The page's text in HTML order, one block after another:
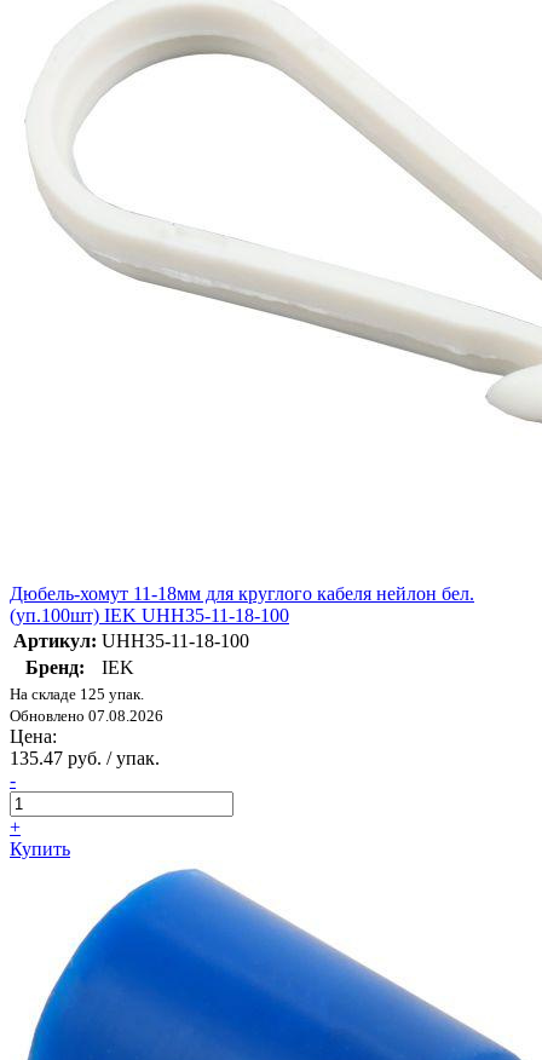
Дюбель-хомут 11-18мм для круглого кабеля нейлон бел.
(уп.100шт) IEK UHH35-11-18-100
Артикул: UHH35-11-18-100
Бренд:
IEK
На складе 125 упак.
Обновлено 07.08.2026
Цена:
135.47 руб. / упак.
-
+
Купить